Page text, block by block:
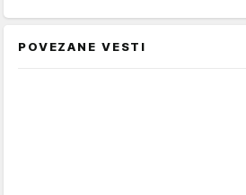
POVEZANE VESTI